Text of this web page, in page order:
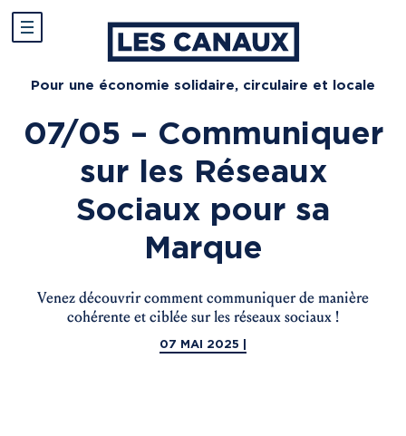
Pour une économie solidaire, circulaire et locale
07/05 – Communiquer
sur les Réseaux
Sociaux pour sa
Marque
Venez découvrir comment communiquer de manière
cohérente et ciblée sur les réseaux sociaux !
07 MAI 2025 |